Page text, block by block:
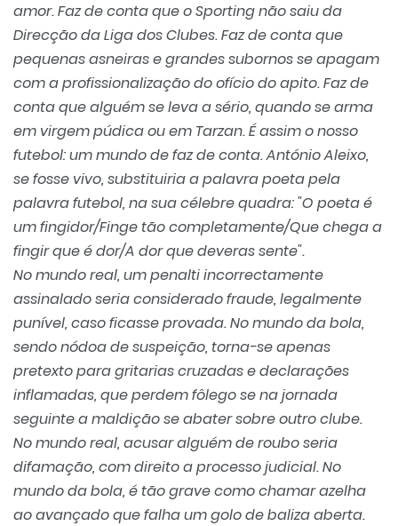
amor. Faz de conta que o Sporting não saiu da
Direcção da Liga dos Clubes. Faz de conta que
pequenas asneiras e grandes subornos se apagam
com a profissionalização do ofício do apito. Faz de
conta que alguém se leva a sério, quando se arma
em virgem púdica ou em Tarzan. É assim o nosso
futebol: um mundo de faz de conta. António Aleixo,
se fosse vivo, substituiria a palavra poeta pela
palavra futebol, na sua célebre quadra: "O poeta é
um fingidor/Finge tão completamente/Que chega a
fingir que é dor/A dor que deveras sente".
No mundo real, um penalti incorrectamente
assinalado seria considerado fraude, legalmente
punível, caso ficasse provada. No mundo da bola,
sendo nódoa de suspeição, torna-se apenas
pretexto para gritarias cruzadas e declarações
inflamadas, que perdem fôlego se na jornada
seguinte a maldição se abater sobre outro clube.
No mundo real, acusar alguém de roubo seria
difamação, com direito a processo judicial. No
mundo da bola, é tão grave como chamar azelha
ao avançado que falha um golo de baliza aberta.